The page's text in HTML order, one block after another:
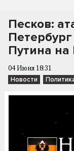
Песков:
Путина
04 Июня 18:31
Новости